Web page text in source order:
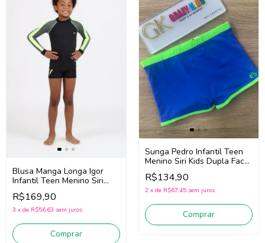
Blusa Manga Longa Igor
Infantil Teen Menino Siri
Kids 40555 (Preto) Somente
Blusa!
R$169,90
3 x de R$56,63 sem juros
Comprar
Sunga Pedro Infantil Teen
Menino Siri Kids Dupla Face
40539 (Azul /Verde)
R$134,90
2 x de R$67,45 sem juros
Comprar